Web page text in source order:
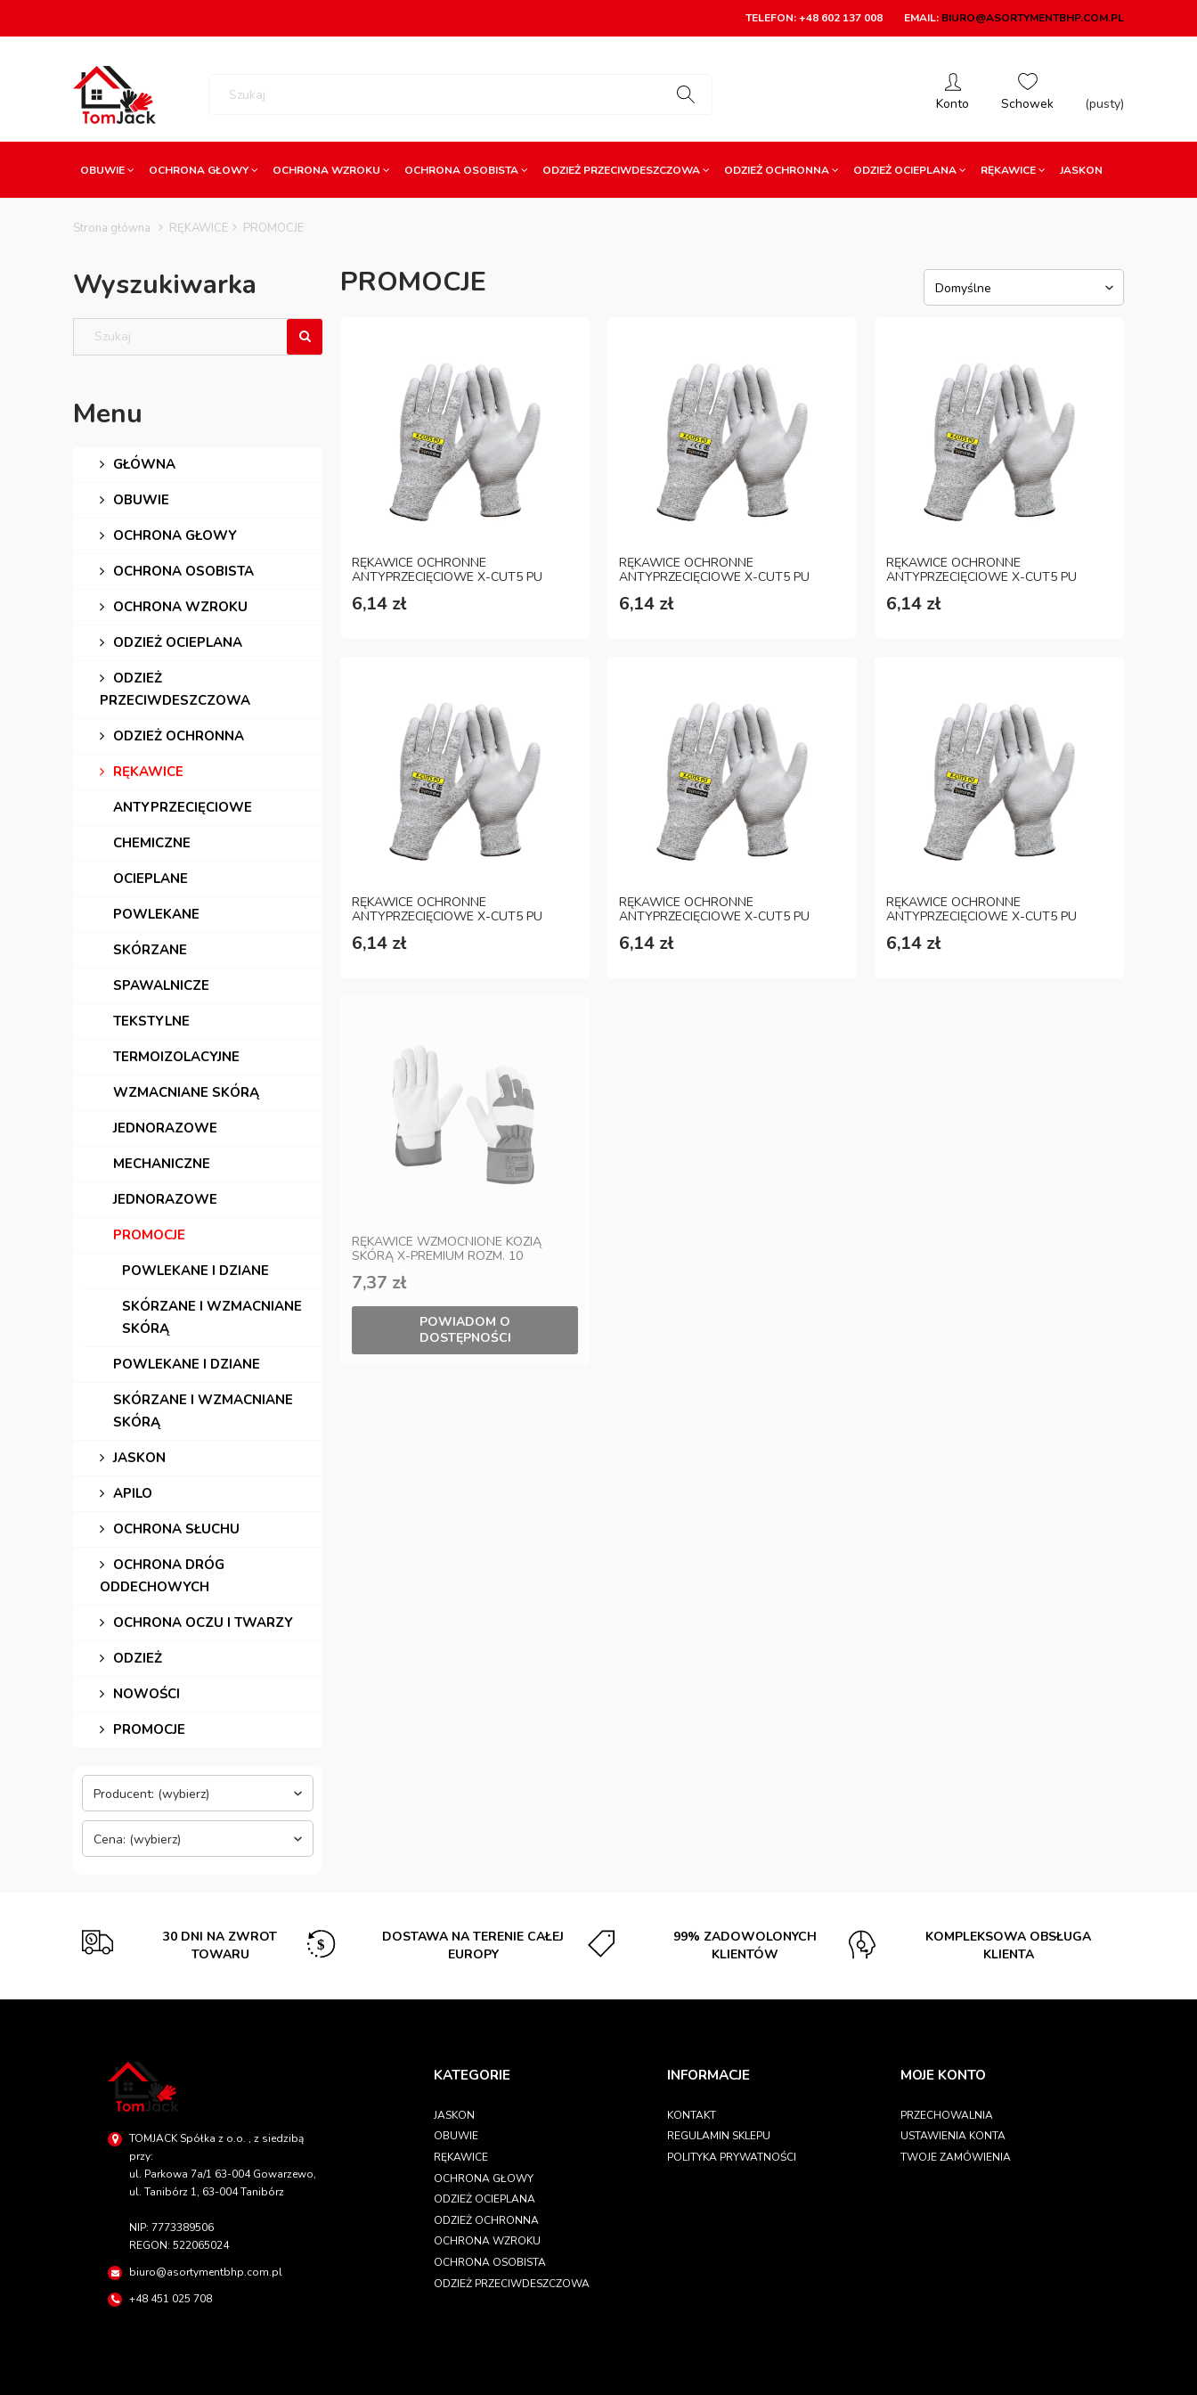
TELEFON: +48 602 137 008 EMAIL: BIURO@ASORTYMENTBHP.COM.PL
(pusty)
OBUWIE OCHRONA GŁOWY OCHRONA WZROKU OCHRONA OSOBISTA ODZIEŻ PRZECIWDESZCZOWA ODZIEŻ OCHRONNA ODZIEŻ OCIEPLANA RĘKAWICE JASKON
Strona główna RĘKAWICE PROMOCJE
Wyszukiwarka
Menu
GŁÓWNA
OBUWIE
OCHRONA GŁOWY
OCHRONA OSOBISTA
OCHRONA WZROKU
ODZIEŻ OCIEPLANA
ODZIEŻ
PRZECIWDESZCZOWA
ODZIEŻ OCHRONNA
RĘKAWICE
ANTYPRZECIĘCIOWE
CHEMICZNE
OCIEPLANE
POWLEKANE
SKÓRZANE
SPAWALNICZE
TEKSTYLNE
TERMOIZOLACYJNE
WZMACNIANE SKÓRĄ
JEDNORAZOWE
MECHANICZNE
JEDNORAZOWE
PROMOCJE
POWLEKANE I DZIANE
SKÓRZANE I WZMACNIANE
SKÓRĄ
POWLEKANE I DZIANE
SKÓRZANE I WZMACNIANE
SKÓRĄ
JASKON
APILO
OCHRONA SŁUCHU
OCHRONA DRÓG
ODDECHOWYCH
OCHRONA OCZU I TWARZY
ODZIEŻ
NOWOŚCI
PROMOCJE
Producent: (wybierz)
Cena: (wybierz)
PROMOCJE
RĘKAWICE OCHRONNE
ANTYPRZECIĘCIOWE X-CUT5 PU
6,14 zł
RĘKAWICE OCHRONNE
ANTYPRZECIĘCIOWE X-CUT5 PU
6,14 zł
RĘKAWICE OCHRONNE
ANTYPRZECIĘCIOWE X-CUT5 PU
6,14 zł
RĘKAWICE OCHRONNE
ANTYPRZECIĘCIOWE X-CUT5 PU
6,14 zł
RĘKAWICE OCHRONNE
ANTYPRZECIĘCIOWE X-CUT5 PU
6,14 zł
RĘKAWICE OCHRONNE
ANTYPRZECIĘCIOWE X-CUT5 PU
6,14 zł
RĘKAWICE WZMOCNIONE KOZIĄ
SKÓRĄ X-PREMIUM ROZM. 10
7,37 zł
POWIADOM O
DOSTĘPNOŚCI
30 DNI NA ZWROT
TOWARU
DOSTAWA NA TERENIE CAŁEJ
EUROPY
99% ZADOWOLONYCH
KLIENTÓW
KOMPLEKSOWA OBSŁUGA
KLIENTA
TOMJACK Spółka z o.o. , z siedzibą
przy:
ul. Parkowa 7a/1 63-004 Gowarzewo,
ul. Tanibórz 1, 63-004 Tanibórz
NIP: 7773389506
REGON: 522065024
biuro@asortymentbhp.com.pl
+48 451 025 708
KATEGORIE
JASKON
OBUWIE
RĘKAWICE
OCHRONA GŁOWY
ODZIEŻ OCIEPLANA
ODZIEŻ OCHRONNA
OCHRONA WZROKU
OCHRONA OSOBISTA
ODZIEŻ PRZECIWDESZCZOWA
INFORMACJE
KONTAKT
REGULAMIN SKLEPU
POLITYKA PRYWATNOŚCI
MOJE KONTO
PRZECHOWALNIA
USTAWIENIA KONTA
TWOJE ZAMÓWIENIA